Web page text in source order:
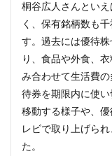
桐谷広人さんとい
く、保有銘柄数も
す。過去には優待
り、食品や外食、
み合わせて生活費
待券を期限内に使
移動する様子や、
レビで取り上げら
た。